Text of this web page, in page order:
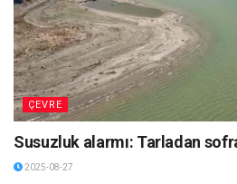
ÇEVRE
Susuzluk alarmı: Tarladan
2025-08-27